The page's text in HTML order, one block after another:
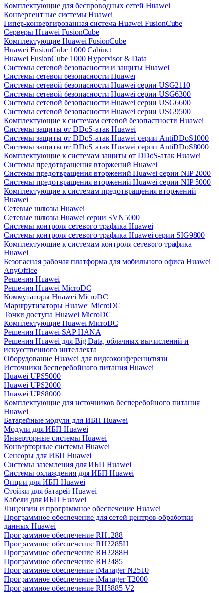
Комплектующие для беспроводных сетей Huawei
Конвергентные системы Huawei
Гипер-конвергированная система Huawei FusionCube
Серверы Huawei FusionCube
Комплектующие Huawei FusionCube
Huawei FusionCube 1000 Cabinet
Huawei FusionCube 1000 Hypervisor & Data
Системы сетевой безопасности и защиты Huawei
Системы сетевой безопасности Huawei
Системы сетевой безопасности Huawei серии USG2110
Системы сетевой безопасности Huawei серии USG6300
Системы сетевой безопасности Huawei серии USG6600
Системы сетевой безопасности Huawei серии USG9500
Комплектующие к системам сетевой безопастности Huawei
Системы защиты от DDoS-атак Huawei
Системы защиты от DDoS-атак Huawei серии AntiDDoS1000
Системы защиты от DDoS-атак Huawei серии AntiDDoS8000
Комплектующие к системам защиты от DDoS-атак Huawei
Системы предотвращения вторжений Huawei
Системы предотвращения вторжений Huawei серии NIP 2000
Системы предотвращения вторжений Huawei серии NIP 5000
Комплектующие к системам предотвращения вторжений
Huawei
Сетевые шлюзы Huawei
Сетевые шлюзы Huawei серии SVN5000
Системы контроля сетевого трафика Huawei
Системы контроля сетевого трафика Huawei серии SIG9800
Комплектующие к системам контроля сетевого трафика
Huawei
Безопасная рабочая платформа для мобильного офиса Huawei
AnyOffice
Решения Huawei
Решения Huawei MicroDC
Коммутаторы Huawei MicroDC
Маршрутизаторы Huawei MicroDC
Точки доступа Huawei MicroDC
Комплектующие Huawei MicroDC
Решения Huawei SAP HANA
Решения Huawei для Big Data, облачных вычислений и
искусственного интеллекта
Оборудование Huawei для видеоконференцсвязи
Источники бесперебойного питания Huawei
Huawei UPS5000
Huawei UPS2000
Huawei UPS8000
Комплектующие для источников бесперебойного питания
Huawei
Батарейные модули для ИБП Huawei
Модули для ИБП Huawei
Инверторные системы Huawei
Конверторные системы Huawei
Сенсоры для ИБП Huawei
Системы заземления для ИБП Huawei
Системы охлаждения для ИБП Huawei
Опции для ИБП Huawei
Стойки для батарей Huawei
Кабели для ИБП Huawei
Лицензии и программное обеспечение Huawei
Программное обеспечение для сетей центров обработки
данных Huawei
Программное обеспечение RH1288
Программное обеспечение RH2285H
Программное обеспечение RH2288H
Программное обеспечение RH2485
Программное обеспечение iManager N2510
Программное обеспечение iManager T2000
Программное обеспечение RH5885 V2